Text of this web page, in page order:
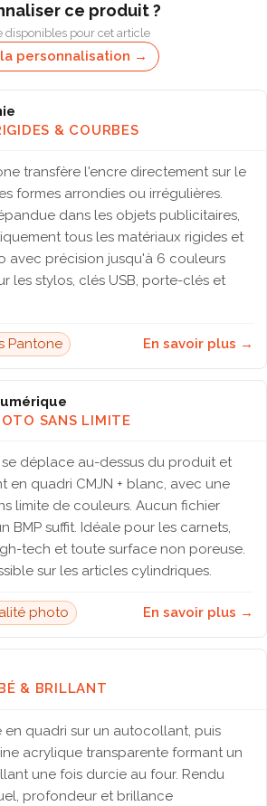
ce produit ?
disponibles pour cet article
personnalisation →
& COURBES
transfère l'encre directement sur le
formes arrondies ou irrégulières.
dans les objets publicitaires,
tous les matériaux rigides et
avec précision jusqu'à 6 couleurs
les stylos, clés USB, porte-clés et
Pantone En savoir plus →
SANS LIMITE
se déplace au-dessus du produit et
en quadri CMJN + blanc, avec une
limite de couleurs. Aucun fichier
BMP suffit. Idéale pour les carnets,
tech et toute surface non poreuse.
sur les articles cylindriques.
photo En savoir plus →
& BRILLANT
en quadri sur un autocollant, puis
acrylique transparente formant un
une fois durcie au four. Rendu
profondeur et brillance